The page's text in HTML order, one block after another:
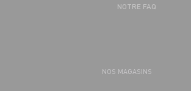
NOTRE FAQ
NOS MAGASINS